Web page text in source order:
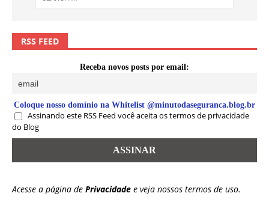
RSS FEED
Receba novos posts por email:
Coloque nosso domínio na Whitelist @minutodaseguranca.blog.br
Assinando este RSS Feed você aceita os termos de privacidade
do Blog
Acesse a página de Privacidade e veja nossos termos de uso.